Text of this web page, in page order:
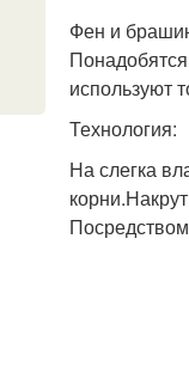
Фен и
используют
Технология:
На слегка